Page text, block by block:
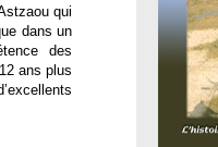
qui
dans un
des
ans plus